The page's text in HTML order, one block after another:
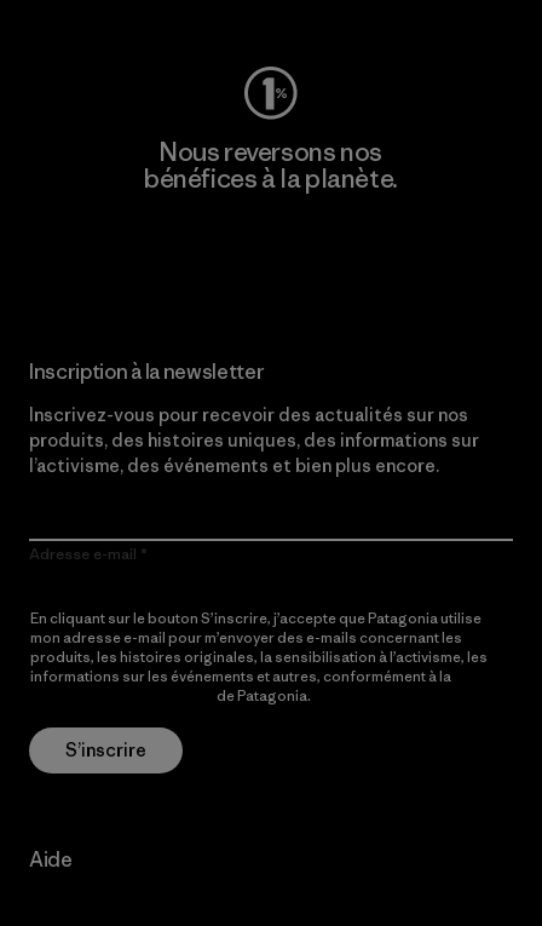
Nous reversons nos
bénéfices à la planète.
Inscription à la newsletter
Inscrivez-vous pour recevoir des actualités sur nos
produits, des histoires uniques, des informations sur
l’activisme, des événements et bien plus encore.
Adresse e-mail
En cliquant sur le bouton S’inscrire, j’accepte que Patagonia utilise
mon adresse e-mail pour m’envoyer des e-mails concernant les
produits, les histoires originales, la sensibilisation à l’activisme, les
informations sur les événements et autres, conformément à la
de Patagonia.
S’inscrire
Aide